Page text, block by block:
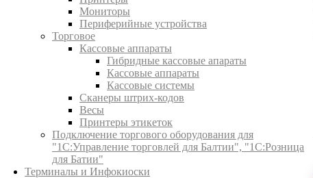
Мониторы
Периферийные устройства
Торговое
Кассовые аппараты
Гибридные кассовые апараты
Кассовые аппараты
Кассовые системы
Сканеры штрих-кодов
Весы
Принтеры этикеток
Подключение торгового оборудования для
"1С:Управление торговлей для Балтии", "1С:Розница
для Батии"
Терминалы и Инфокиоски